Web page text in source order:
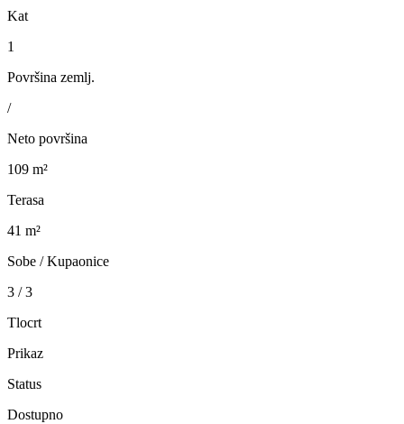
Kat
1
Površina zemlj.
/
Neto površina
109 m²
Terasa
41 m²
Sobe / Kupaonice
3 / 3
Tlocrt
Prikaz
Status
Dostupno